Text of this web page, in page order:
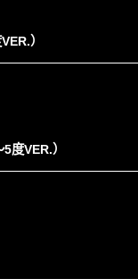
）
度VER.）